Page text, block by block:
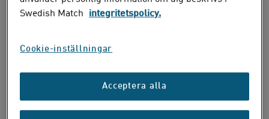
Swedish Match
integritetspolicy.
Cookie-inställningar
Acceptera alla